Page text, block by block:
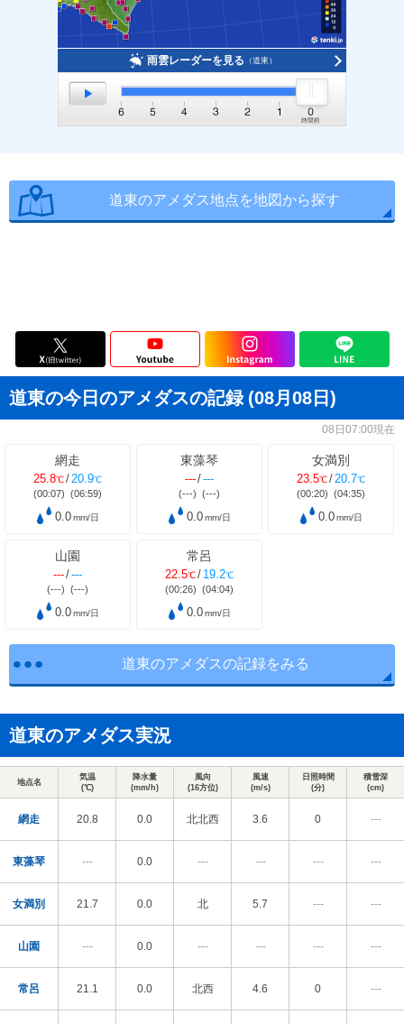
雨雲レーダーを見る （道東）
道東のアメダス地点を地図から探す
道東の今日のアメダスの記録 (08月08日)
08日07:00現在
網走
25.8℃/20.9℃
(00:07) (06:59)
0.0 mm/日
東藻琴
---/---
(---) (---)
0.0 mm/日
女満別
23.5℃ /20.7℃
(00:20) (04:35)
0.0mm/日
山園
---/---
(---) (---)
0.0 mm/日
常呂
22.5℃ / 19.2℃
(00:26) (04:04)
0.0 mm/日
道東のアメダスの記録をみる
道東のアメダス実況
地点名
気温
(℃)
降水量
(mm/h)
風向
(16方位)
風速
(m/s)
日照時間
(分)
積雪深
(cm)
網走 20.8 0.0 北北西 3.6 0 ---
東藻琴 --- 0.0 --- --- --- ---
女満別 21.7 0.0 北 5.7 --- ---
山園 --- 0.0 --- --- --- ---
常呂 21.1 0.0 北西 4.6 0 ---